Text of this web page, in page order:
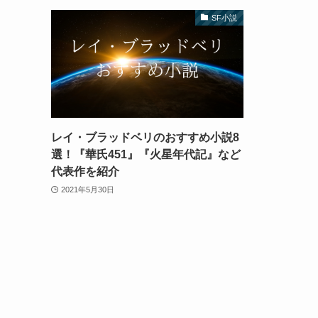
SF小説
レイ・ブラッドベリのおすすめ小説8
選！『華氏451』『火星年代記』など
代表作を紹介
2021年5月30日